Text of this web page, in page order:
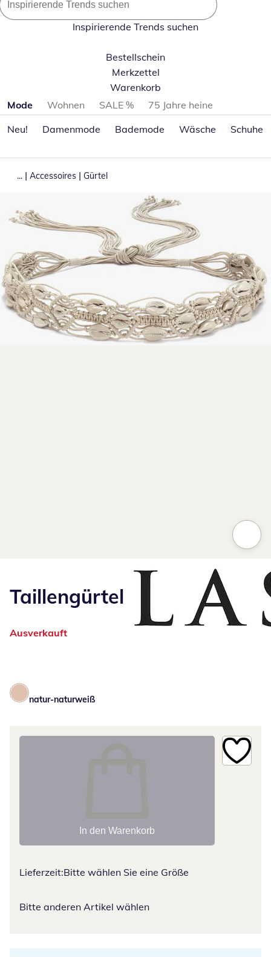
Inspirierende Trends suchen
Bestellschein
Merkzettel
Warenkorb
Produktkategorien überspringen
Mode Wohnen SALE %
75 Jahre heine
Neu!
Damenmode Bademode Wäsche Schuhe
... | Accessoires | Gürtel
Taillengürtel
Ausverkauft
natur-naturweiß
In den Warenkorb
Lieferzeit:Bitte wählen Sie eine Größe
Bitte anderen Artikel wählen